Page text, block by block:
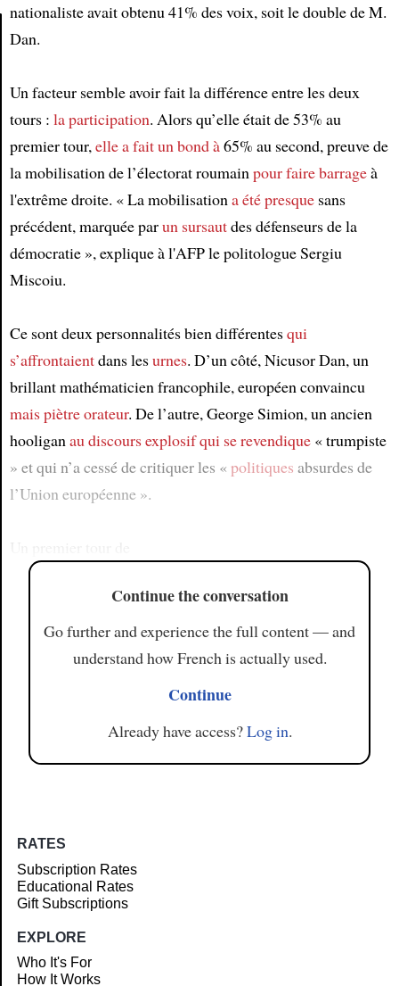
nationaliste avait obtenu 41% des voix, soit le double de M.
Dan.
Un facteur semble avoir fait la différence entre les deux
tours : la participation. Alors qu’elle était de 53% au
premier tour,elle a fait un bond à65% au second, preuve de
la mobilisation de l’électorat roumainpour faire barrageà
l'extrême droite. « La mobilisationa été presquesans
précédent, marquée parun sursautdes défenseurs de la
démocratie », explique à l'AFP le politologue Sergiu
Miscoiu.
Ce sont deux personnalités bien différentesqui
s’affrontaientdans lesurnes. D’un côté, Nicusor Dan, un
brillant mathématicien francophile, européen convaincu
mais piètre orateur. De l’autre, George Simion, un ancien
hooliganau discours explosifqui se revendique« trumpiste
» et qui n’a cessé de critiquer les « politiques absurdes de
l’Union européenne ».
Continue the conversation
Go further and experience the full content — and
understand how French is actually used.
Continue
Already have access?Log in.
RATES
Subscription Rates
Educational Rates
Gift Subscriptions
EXPLORE
Who It's For
How It Works